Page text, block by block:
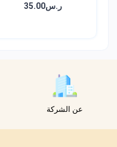
ر.س35.00
عن الشركة